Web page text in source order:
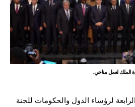
الملك لعمل مناخي.
لرؤساء الدول والحكومات للجنة